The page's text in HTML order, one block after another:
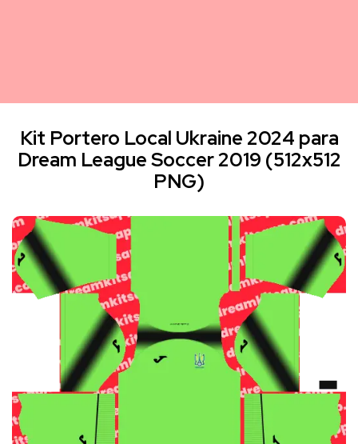
Kit Portero Local Ukraine 2024 para
Dream League Soccer 2019 (512x512
PNG)